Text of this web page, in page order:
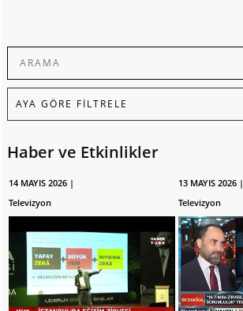
Haber ve Etkinlikler
14 MAYIS 2026 |
Televizyon
13 MAYIS 2026 |
Televizyon